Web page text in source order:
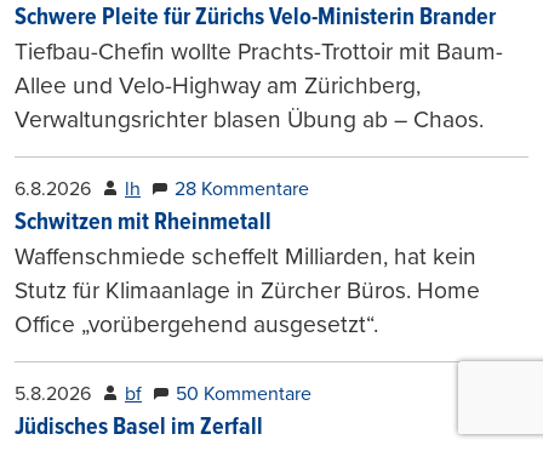
Schwere Pleite für Zürichs Velo-Ministerin Brander
Tiefbau-Chefin wollte Prachts-Trottoir mit Baum-
Allee und Velo-Highway am Zürichberg,
Verwaltungsrichter blasen Übung ab – Chaos.
6.8.2026 lh 28 Kommentare
Schwitzen mit Rheinmetall
Waffenschmiede scheffelt Milliarden, hat kein
Stutz für Klimaanlage in Zürcher Büros. Home
Office „vorübergehend ausgesetzt“.
5.8.2026 bf 50 Kommentare
Jüdisches Basel im Zerfall